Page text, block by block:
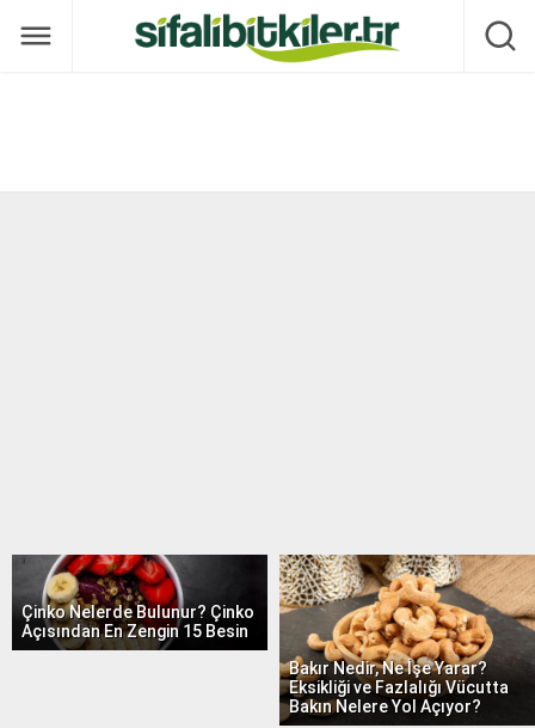
Çinko Nelerde Bulunur? Çinko
Açısından En Zengin 15 Besin
Bakır Nedir, Ne İşe Yarar?
Eksikliği ve Fazlalığı Vücutta
Bakın Nelere Yol Açıyor?